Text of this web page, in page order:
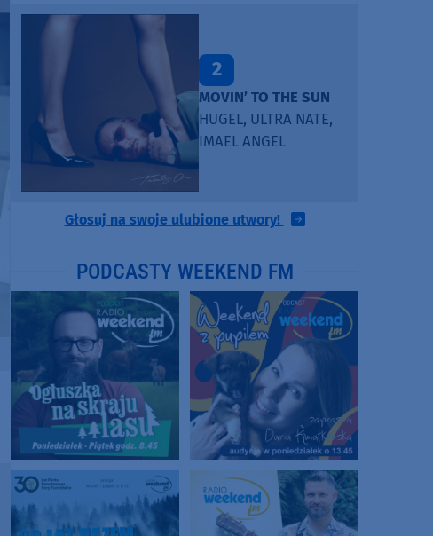
2
MOVIN’ TO THE SUN
HUGEL, ULTRA NATE,
IMAEL ANGEL
Głosuj na swoje ulubione utwory!
PODCASTY WEEKEND FM